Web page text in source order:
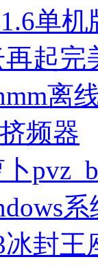
单
起完
离
频器
封王